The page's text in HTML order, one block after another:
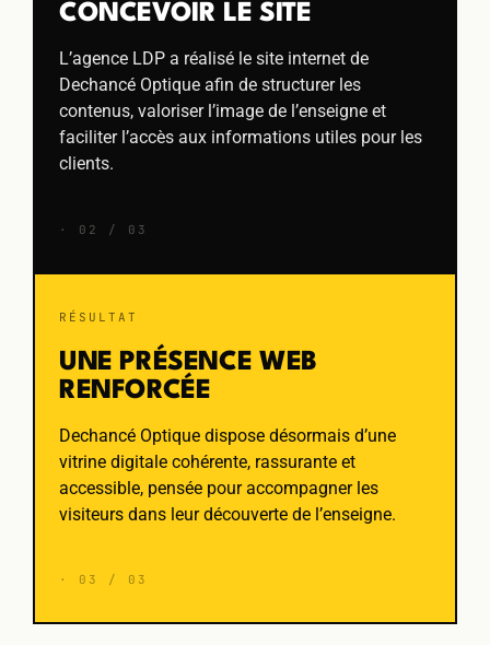
CONCEVOIR LE SITE
L’agence LDP a réalisé le site internet de
Dechancé Optique afin de structurer les
contenus, valoriser l’image de l’enseigne et
faciliter l’accès aux informations utiles pour les
clients.
· 02 / 03
RÉSULTAT
UNE PRÉSENCE WEB
RENFORCÉE
Dechancé Optique dispose désormais d’une
vitrine digitale cohérente, rassurante et
accessible, pensée pour accompagner les
visiteurs dans leur découverte de l’enseigne.
· 03 / 03